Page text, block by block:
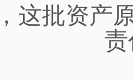
这批资产